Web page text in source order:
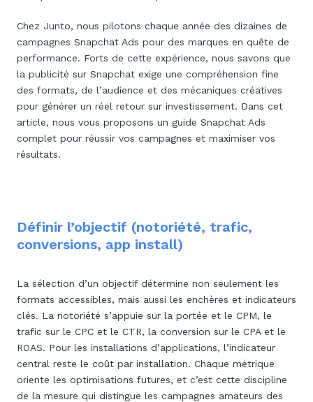
Chez Junto, nous pilotons chaque année des dizaines de
campagnes Snapchat Ads pour des marques en quête de
performance. Forts de cette expérience, nous savons que
la publicité sur Snapchat exige une compréhension fine
des formats, de l’audience et des mécaniques créatives
pour générer un réel retour sur investissement. Dans cet
article, nous vous proposons un guide Snapchat Ads
complet pour réussir vos campagnes et maximiser vos
résultats.
Définir l’objectif (notoriété, trafic,
conversions, app install)
La sélection d’un objectif détermine non seulement les
formats accessibles, mais aussi les enchères et indicateurs
clés. La notoriété s’appuie sur la portée et le CPM, le
trafic sur le CPC et le CTR, la conversion sur le CPA et le
ROAS. Pour les installations d’applications, l’indicateur
central reste le coût par installation. Chaque métrique
oriente les optimisations futures, et c’est cette discipline
de la mesure qui distingue les campagnes amateurs des